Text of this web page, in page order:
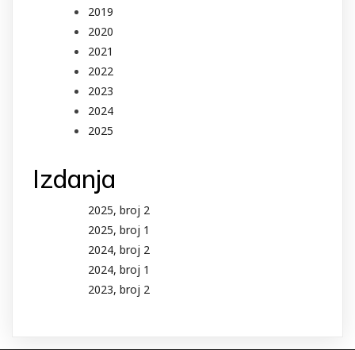
2019
2020
2021
2022
2023
2024
2025
Izdanja
2025, broj 2
2025, broj 1
2024, broj 2
2024, broj 1
2023, broj 2